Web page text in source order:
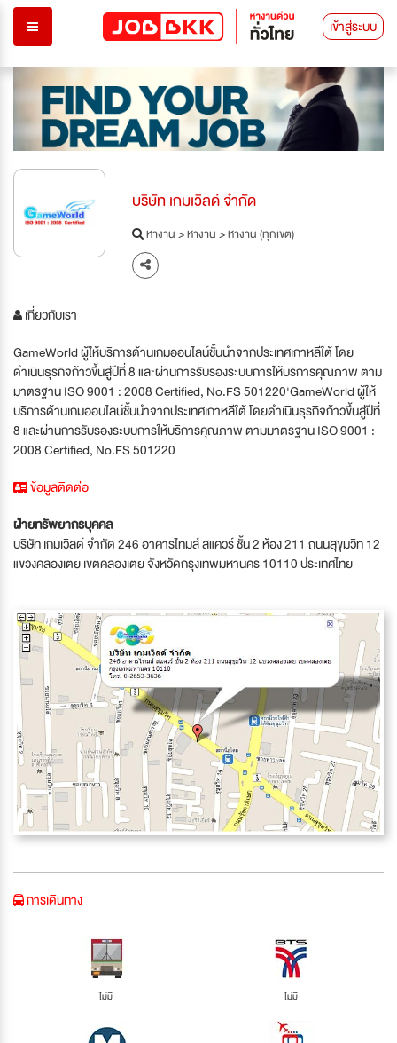
เข้าสู่ระบบ
บริษัท เกมเวิลด์ จำกัด
หางาน>หางาน>หางาน (ทุกเขต)
เกี่ยวกับเรา
GameWorld ผู้ให้บริการด้านเกมออนไลน์ชั้นนำจากประเทศเกาหลีใต้ โดย
ดำเนินธุรกิจก้าวขึ้นสู่ปีที่ 8 และผ่านการรับรองระบบการให้บริการคุณภาพ ตาม
มาตรฐาน ISO 9001 : 2008 Certified, No.FS 501220'GameWorld ผู้ให้
บริการด้านเกมออนไลน์ชั้นนำจากประเทศเกาหลีใต้ โดยดำเนินธุรกิจก้าวขึ้นสู่ปีที่
8 และผ่านการรับรองระบบการให้บริการคุณภาพ ตามมาตรฐาน ISO 9001 :
2008 Certified, No.FS 501220
ข้อมูลติดต่อ
ฝ่ายทรัพยากรบุคคล
บริษัท เกมเวิลด์ จำกัด 246 อาคารไทมส์ สแควร์ ชั้น 2 ห้อง 211 ถนนสุขุมวิท 12
แขวงคลองเตย เขตคลองเตย จังหวัดกรุงเทพมหานคร 10110 ประเทศไทย
การเดินทาง
ไม่มี ไม่มี